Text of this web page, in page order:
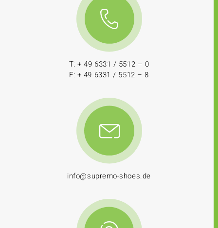
T: + 49 6331 / 5512 – 0
F: + 49 6331 / 5512 – 8
info@supremo-shoes.de